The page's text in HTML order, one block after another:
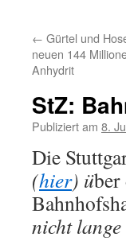
← Gürtel und
neuen 144
Anhydrit
StZ:
Publiziert am 8.
Die
(hier) über
nicht